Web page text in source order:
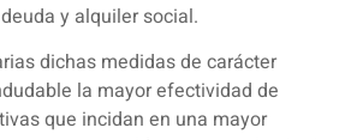
y alquiler social.
dichas medidas de carácter
la mayor efectividad de
que incidan en una mayor